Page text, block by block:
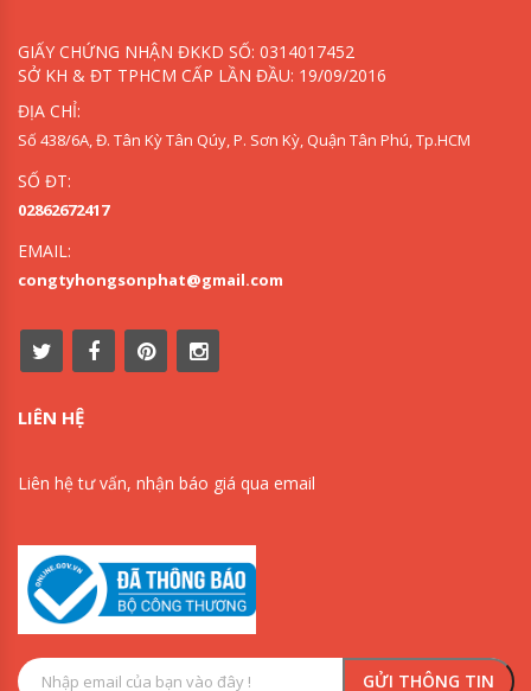
GIẤY CHỨNG NHẬN ĐKKD SỐ: 0314017452
SỞ KH & ĐT TPHCM CẤP LẦN ĐẦU: 19/09/2016
ĐỊA CHỈ:
Số 438/6A, Đ. Tân Kỳ Tân Qúy, P. Sơn Kỳ, Quận Tân Phú, Tp.HCM
SỐ ĐT:
02862672417
EMAIL:
congtyhongsonphat@gmail.com
LIÊN HỆ
Liên hệ tư vấn, nhận báo giá qua email